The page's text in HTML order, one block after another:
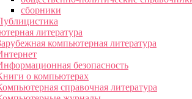
сборники
литература
компьютерная литература
безопасность
о компьютерах
справочная литература